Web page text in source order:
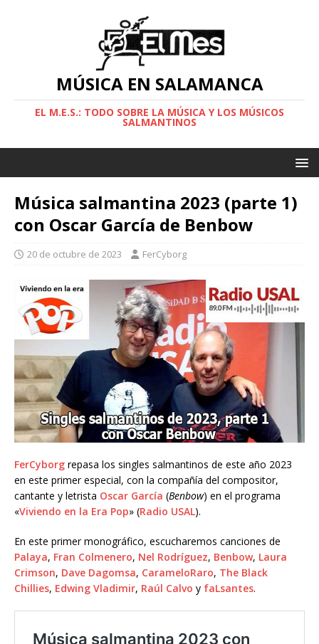
MÚSICA EN SALAMANCA
EL M.E.S.: TODO SOBRE LA MÚSICA Y LOS MÚSICOS
SALMANTINOS
Música salmantina 2023 (parte 1)
con Oscar García de Benbow
20 de octubre de 2023 FerCyborg
FerCyborg repasa los singles salmantinos de este año 2023
en este primer especial, con la compañía del compositor,
cantante y letrista Oscar García (Benbow) en el programa
«Viviendo en la Era Pop» (Radio USAL).
En este primer monográfico, escucharemos canciones de
Palaya, Fran Colmenero, Nel Rodríguez, Benbow, Laura
Crimson, Dave Dagomsa, CarameloRaro, The Black
Chillies, Edwing Vladimir, Raúl Calvo y faLsantes.